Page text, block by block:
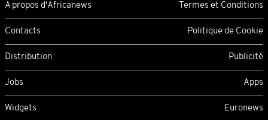
A propos d'Africanews Termes et Conditions
Contacts Politique de Cookie
Distribution Publicité
Jobs Apps
Widgets Euronews